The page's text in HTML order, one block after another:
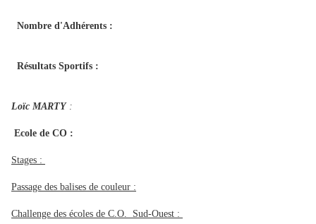
Nombre d'Adhérents :
Résultats Sportifs :
Loïc MARTY:
Ecole de CO :
Stages :
Passage des balises de couleur :
Challenge des écoles de C.O. Sud-Ouest :